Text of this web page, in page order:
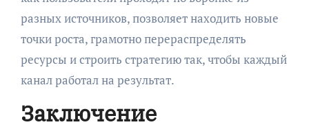
разных источников, позволяет находить новые
точки роста, грамотно перераспределять
ресурсы и строить стратегию так, чтобы каждый
канал работал на результат.
Заключение